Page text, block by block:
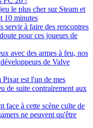
le plus cher sur Steam et
10 minutes
servir à faire des rencontres
pour ces joueurs de
avec des armes à feu, nos
de Valve
est l'un de mes
de suite contrairement aux
face à cette scène culte de
ne peuvent qu'être